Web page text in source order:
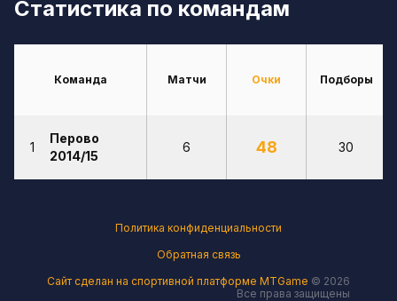
Статистика по командам
Команда Матчи Очки Подборы
1
Перово
2014/15
6 48 30
Политика конфиденциальности
Обратная связь
Сайт сделан на спортивной платформе MTGame © 2026
Все права защищены